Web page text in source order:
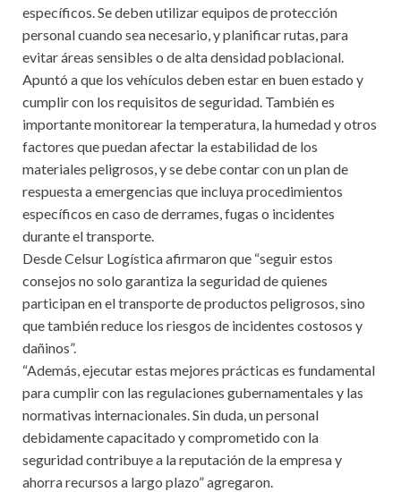
específicos. Se deben utilizar equipos de protección
personal cuando sea necesario, y planificar rutas, para
evitar áreas sensibles o de alta densidad poblacional.
Apuntó a que los vehículos deben estar en buen estado y
cumplir con los requisitos de seguridad. También es
importante monitorear la temperatura, la humedad y otros
factores que puedan afectar la estabilidad de los
materiales peligrosos, y se debe contar con un plan de
respuesta a emergencias que incluya procedimientos
específicos en caso de derrames, fugas o incidentes
durante el transporte.
Desde Celsur Logística afirmaron que “seguir estos
consejos no solo garantiza la seguridad de quienes
participan en el transporte de productos peligrosos, sino
que también reduce los riesgos de incidentes costosos y
dañinos”.
“Además, ejecutar estas mejores prácticas es fundamental
para cumplir con las regulaciones gubernamentales y las
normativas internacionales. Sin duda, un personal
debidamente capacitado y comprometido con la
seguridad contribuye a la reputación de la empresa y
ahorra recursos a largo plazo” agregaron.